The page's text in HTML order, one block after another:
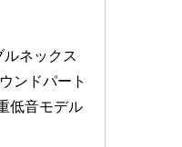
ルネックス
ンドパート
低音モデル